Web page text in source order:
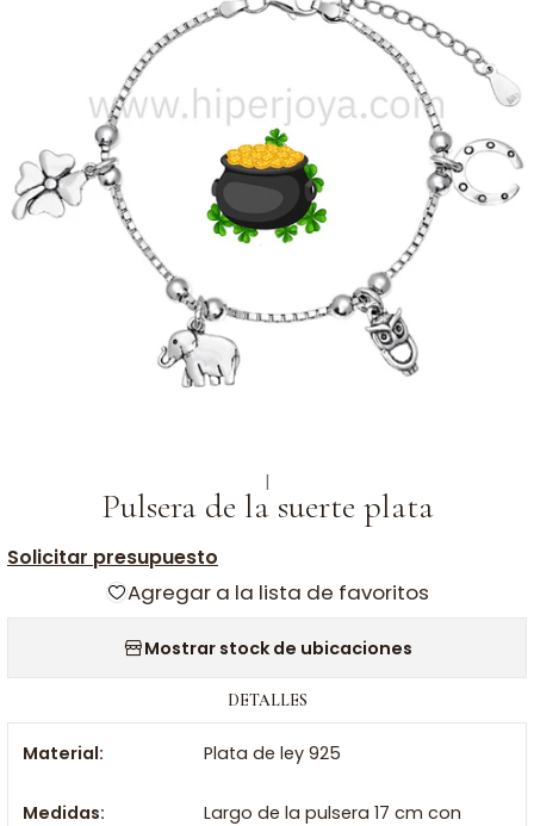
|
Pulsera de la suerte plata
Solicitar presupuesto
Agregar a la lista de favoritos
Mostrar stock de ubicaciones
DETALLES
Material: Plata de ley 925
Medidas:
Largo de la pulsera 17 cm con